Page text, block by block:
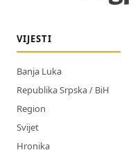
VIJESTI
Banja Luka
Republika Srpska / BiH
Region
Svijet
Hronika